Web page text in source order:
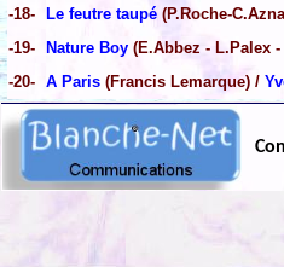
-18-
Le feutre taupé (P.Roche-
-19-
Nature Boy (E.Abbez - L.Palex
-20- A Paris (Francis Lemarque) /